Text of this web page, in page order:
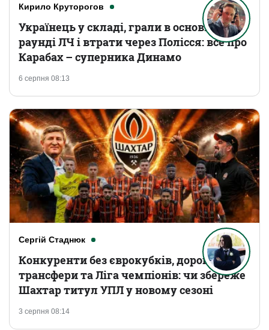
Кирило Круторогов
6 серпня 08:13
Українець у складі, грали в основному
раунді ЛЧ і втрати через Полісся: все про
Карабах – суперника Динамо
Сергій Стаднюк
3 серпня 08:14
Конкуренти без єврокубків, дорогі
трансфери та Ліга чемпіонів: чи збереже
Шахтар титул УПЛ у новому сезоні